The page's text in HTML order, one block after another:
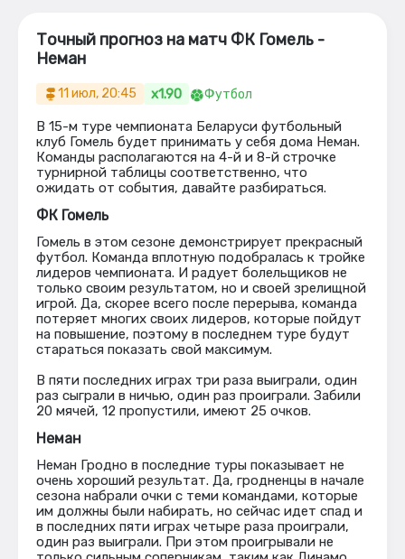
Точный прогноз на матч ФК Гомель -
Неман
11 июл, 20:45 x1.90 Футбол
В 15-м туре чемпионата Беларуси футбольный
клуб Гомель будет принимать у себя дома Неман.
Команды располагаются на 4-й и 8-й строчке
турнирной таблицы соответственно, что
ожидать от события, давайте разбираться.
ФК Гомель
Гомель в этом сезоне демонстрирует прекрасный
футбол. Команда вплотную подобралась к тройке
лидеров чемпионата. И радует болельщиков не
только своим результатом, но и своей зрелищной
игрой. Да, скорее всего после перерыва, команда
потеряет многих своих лидеров, которые пойдут
на повышение, поэтому в последнем туре будут
стараться показать свой максимум.
В пяти последних играх три раза выиграли, один
раз сыграли в ничью, один раз проиграли. Забили
20 мячей, 12 пропустили, имеют 25 очков.
Неман
Неман Гродно в последние туры показывает не
очень хороший результат. Да, гродненцы в начале
сезона набрали очки с теми командами, которые
им должны были набирать, но сейчас идет спад и
в последних пяти играх четыре раза проиграли,
один раз выиграли. При этом проигрывали не